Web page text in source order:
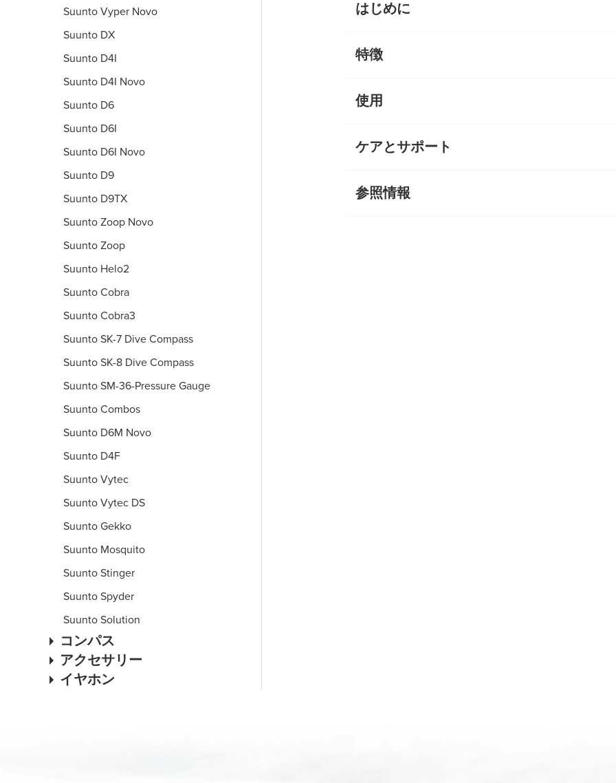
Suunto Vyper Novo
Suunto DX
Suunto D4I
Suunto D4I Novo
Suunto D6
Suunto D6I
Suunto D6I Novo
Suunto D9
Suunto D9TX
Suunto Zoop Novo
Suunto Zoop
Suunto Helo2
Suunto Cobra
Suunto Cobra3
Suunto SK-7 Dive Compass
Suunto SK-8 Dive Compass
Suunto SM-36-Pressure Gauge
Suunto Combos
Suunto D6M Novo
Suunto D4F
Suunto Vytec
Suunto Vytec DS
Suunto Gekko
Suunto Mosquito
Suunto Stinger
Suunto Spyder
Suunto Solution
コンパス
アクセサリー
イヤホン
はじめに
特徴
使用
ケアとサポート
参照情報